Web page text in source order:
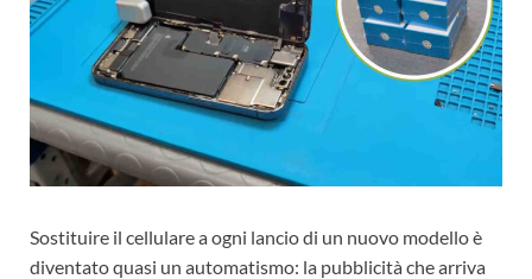
Sostituire il cellulare a ogni lancio di un nuovo modello è
diventato quasi un automatismo: la pubblicità che arriva